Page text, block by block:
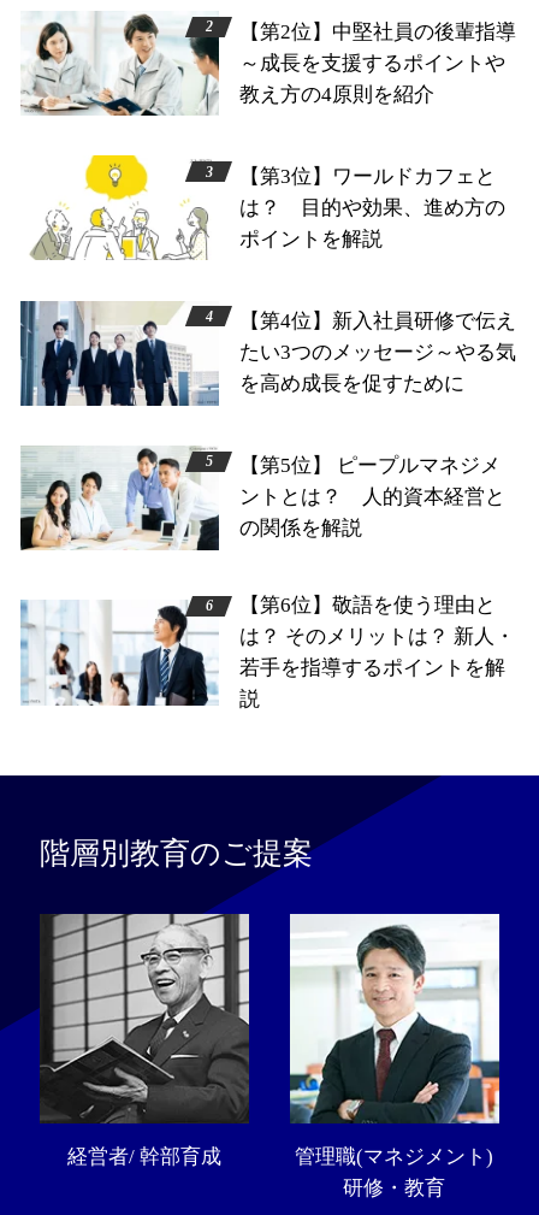
【第2位】中堅社員の後輩指導
～成長を支援するポイントや
教え方の4原則を紹介
【第3位】ワールドカフェと
は？ 目的や効果、進め方の
ポイントを解説
【第4位】新入社員研修で伝え
たい3つのメッセージ～やる気
を高め成長を促すために
【第5位】 ピープルマネジメ
ントとは？ 人的資本経営と
の関係を解説
【第6位】敬語を使う理由と
は？ そのメリットは？ 新人・
若手を指導するポイントを解
説
階層別教育のご提案
経営者/ 幹部育成
管理職(マネジメント)
研修・教育